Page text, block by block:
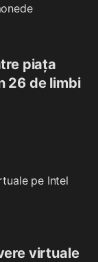
piața
26 de limbi
virtuale